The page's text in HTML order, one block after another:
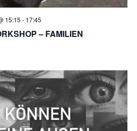
– FAMILIEN
15:15 - 17:45